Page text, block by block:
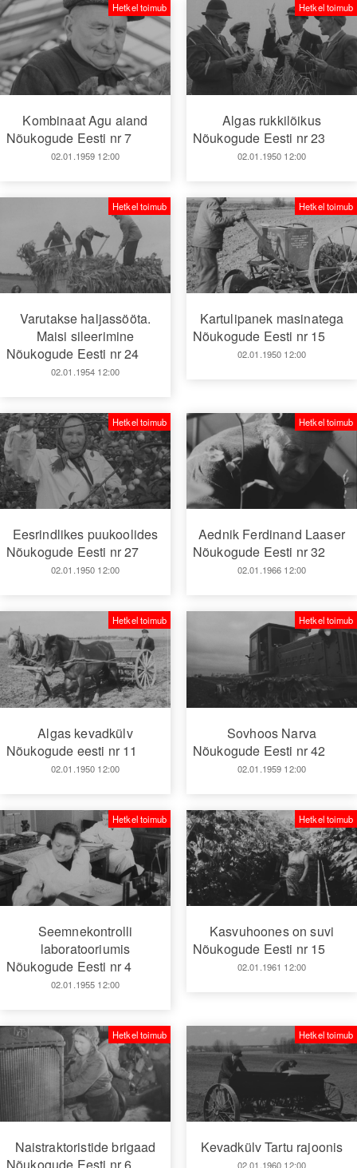
Kombinaat Agu aiand
Nõukogude Eesti nr 7
02.01.1959 12:00
Hetkel toimub
Algas rukkilõikus
Nõukogude Eesti nr 23
02.01.1950 12:00
Hetkel toimub
Varutakse haljassööta.
Maisi sileerimine
Nõukogude Eesti nr 24
02.01.1954 12:00
Hetkel toimub
Kartulipanek masinatega
Nõukogude Eesti nr 15
02.01.1950 12:00
Hetkel toimub
Eesrindlikes puukoolides
Nõukogude Eesti nr 27
02.01.1950 12:00
Hetkel toimub
Aednik Ferdinand Laaser
Nõukogude Eesti nr 32
02.01.1966 12:00
Hetkel toimub
Algas kevadkülv
Nõukogude eesti nr 11
02.01.1950 12:00
Hetkel toimub
Sovhoos Narva
Nõukogude Eesti nr 42
02.01.1959 12:00
Hetkel toimub
Seemnekontrolli
laboratooriumis
Nõukogude Eesti nr 4
02.01.1955 12:00
Hetkel toimub
Kasvuhoones on suvi
Nõukogude Eesti nr 15
02.01.1961 12:00
Hetkel toimub
Naistraktoristide brigaad
Hetkel toimub
Kevadkülv Tartu rajoonis
02.01.1960 12:00
Hetkel toimub